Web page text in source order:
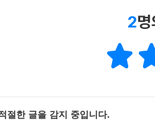
. 물질을 과신하는 것도, 마
위험성을 지적하기 위해서였
2
절한 글을 감지 중입니다.